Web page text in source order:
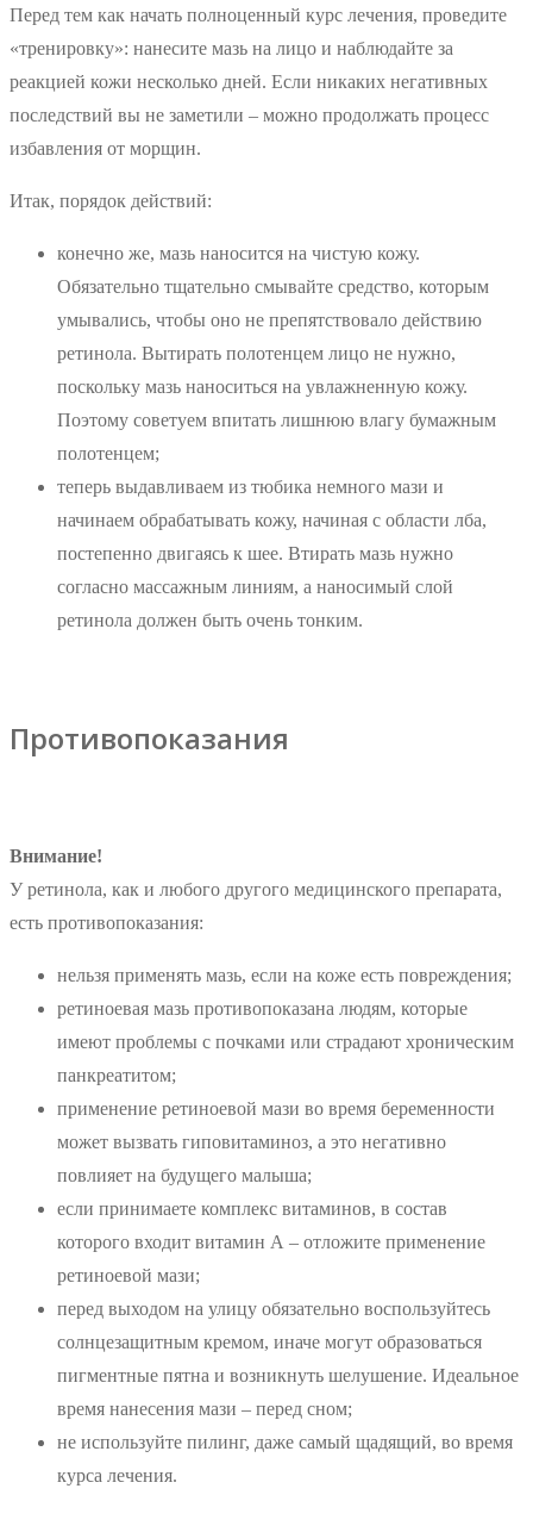
Перед тем как начать полноценный курс лечения, проведите
«тренировку»: нанесите мазь на лицо и наблюдайте за
реакцией кожи несколько дней. Если никаких негативных
последствий вы не заметили – можно продолжать процесс
избавления от морщин.
Итак, порядок действий:
конечно же, мазь наносится на чистую кожу.
Обязательно тщательно смывайте средство, которым
умывались, чтобы оно не препятствовало действию
ретинола. Вытирать полотенцем лицо не нужно,
поскольку мазь наноситься на увлажненную кожу.
Поэтому советуем впитать лишнюю влагу бумажным
полотенцем;
теперь выдавливаем из тюбика немного мази и
начинаем обрабатывать кожу, начиная с области лба,
постепенно двигаясь к шее. Втирать мазь нужно
согласно массажным линиям, а наносимый слой
ретинола должен быть очень тонким.
Противопоказания
Внимание!
У ретинола, как и любого другого медицинского препарата,
есть противопоказания:
нельзя применять мазь, если на коже есть повреждения;
ретиноевая мазь противопоказана людям, которые
имеют проблемы с почками или страдают хроническим
панкреатитом;
применение ретиноевой мази во время беременности
может вызвать гиповитаминоз, а это негативно
повлияет на будущего малыша;
если принимаете комплекс витаминов, в состав
которого входит витамин А – отложите применение
ретиноевой мази;
перед выходом на улицу обязательно воспользуйтесь
солнцезащитным кремом, иначе могут образоваться
пигментные пятна и возникнуть шелушение. Идеальное
время нанесения мази – перед сном;
не используйте пилинг, даже самый щадящий, во время
курса лечения.